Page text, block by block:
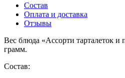
Состав
Оплата и доставка
Отзывы
Вес блюда «Ассорти тарталеток
грамм.
Состав: